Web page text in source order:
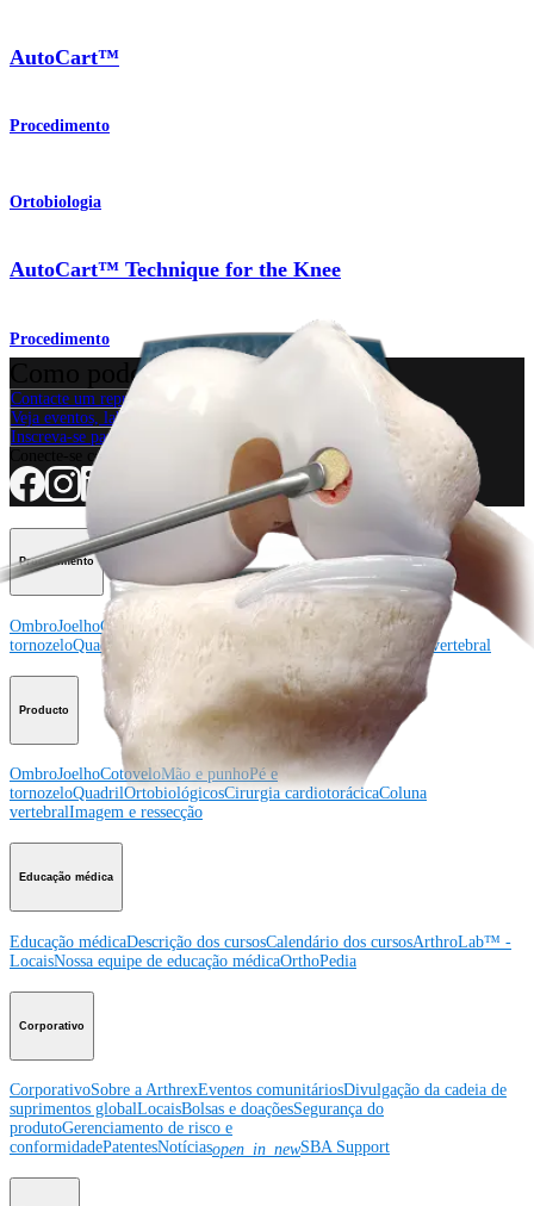
AutoCart™
Procedimento
Ortobiologia
AutoCart™ Technique for the Knee
Procedimento
Como podemos ajudar?
Contacte um representante
Veja eventos, laboratórios e oportunidades educacionais
Inscreva-se para receber: O que há de novo na Arthrex?
Conecte-se conosco
Procedimento
OmbroJoelhoCotovelo Mão e punho Pé e
tornozeloQuadril Ortobiológicos Cirurgia cardiotorácica Coluna vertebral
Producto
OmbroJoelhoCotoveloMão e punhoPé e
tornozeloQuadrilOrtobiológicosCirurgia cardiotorácicaColuna
vertebralImagem e ressecção
Educação médica
Educação médicaDescrição dos cursosCalendário dos cursosArthroLab™ -
LocaisNossa equipe de educação médicaOrthoPedia
Corporativo
CorporativoSobre a ArthrexEventos comunitáriosDivulgação da cadeia de
suprimentos globalLocaisBolsas e doaçõesSegurança do
produtoGerenciamento de risco e
conformidadePatentesNotíciasopen_in_newSBA Support